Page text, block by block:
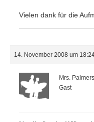
Vielen dank für die
14. November 2008 um
Mrs. Palmers
Gast